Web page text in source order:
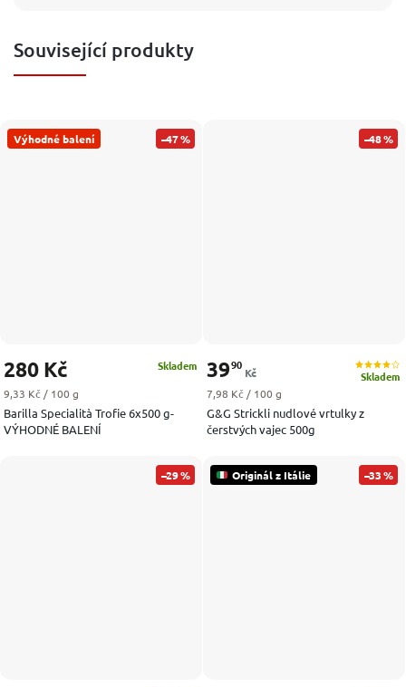
Související produkty
Výhodné balení –47 %
Barilla Specialità Trofie 6x500 g-
VÝHODNÉ BALENÍ
Skladem
280 Kč
Měrná cena:
9,33 Kč / 100 g
–48 %
G&G Strickli nudlové vrtulky z
čerstvých vajec 500g
Skladem
3990
Kč
Měrná cena:
7,98 Kč / 100 g
–29 % Originál z Itálie –33 %